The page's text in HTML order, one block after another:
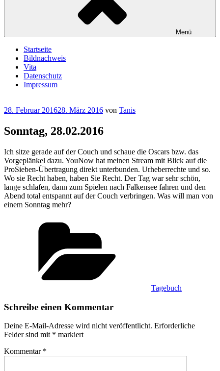
Menü
Startseite
Bildnachweis
Vita
Datenschutz
Impressum
Veröffentlicht
28. Februar 201628. März 2016 von Tanis
Sonntag, 28.02.2016
Ich sitze gerade auf der Couch und schaue die Oscars bzw. das
Vorgeplänkel dazu. YouNow hat meinen Stream mit Blick auf die
ProSieben-Übertragung direkt unterbunden. Urheberrechte und so.
Wo sie Recht haben, haben Sie Recht. Der Tag war sehr schön,
lange schlafen, dann zum Spielen nach Falkensee fahren und den
Abend total entspannt auf der Couch verbringen. Was will man von
einem Sonntag mehr?
Tagebuch
Schreibe einen Kommentar
Deine E-Mail-Adresse wird nicht veröffentlicht. Erforderliche
Felder sind mit * markiert
Kommentar *